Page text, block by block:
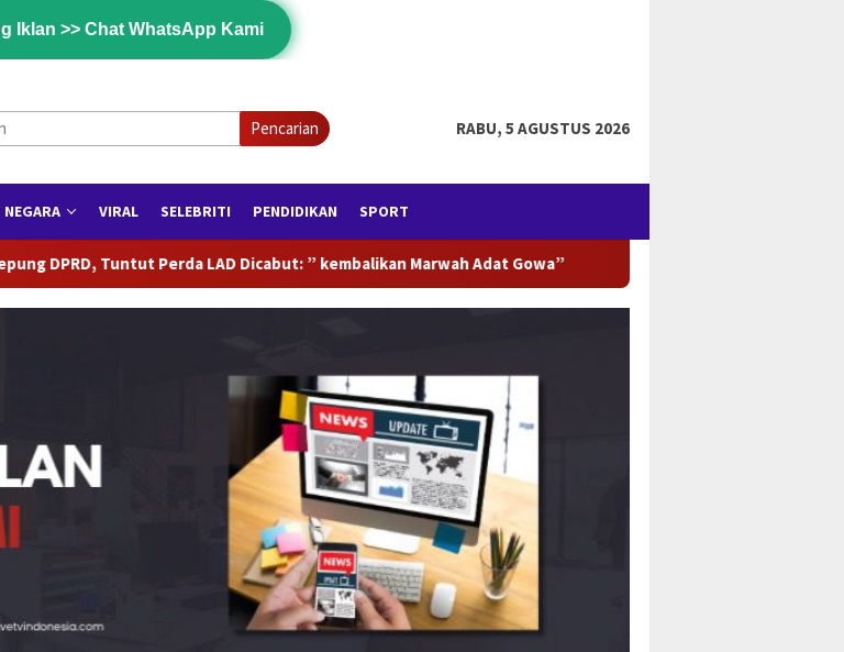
Iklan >> Chat WhatsApp Kami
Pencarian RABU, 5 AGUSTUS 2026
NEGARA VIRAL SELEBRITI PENDIDIKAN SPORT
” kembalikan Marwah Adat Gowa” Overload di Jalan Raya Tuai Sorotan, Siapa Bertanggung Jawab